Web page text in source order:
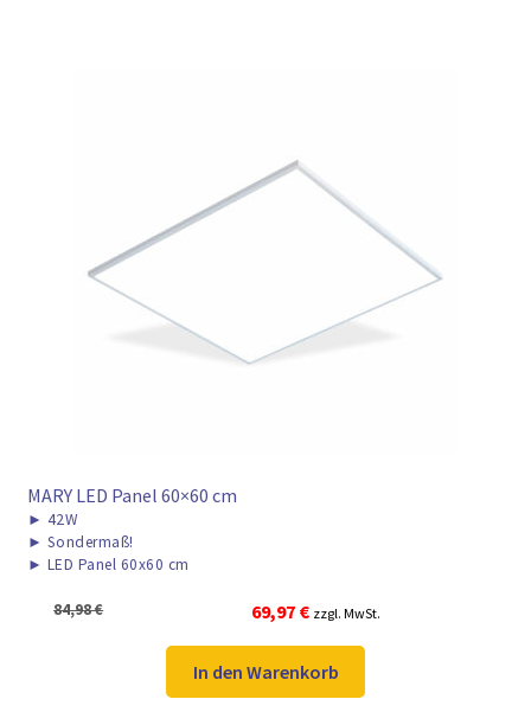
MARY LED Panel 60×60 cm
► 42W
► Sondermaß!
► LED Panel 60x60 cm
84,98€
Ursprünglicher
war:
84,98 €
69,97 €Aktueller
ist:
69,97 €.
zzgl. MwSt.
In den Warenkorb